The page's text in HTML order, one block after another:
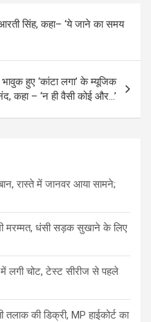
सिंह, कहा– ‘ये जाने का समय
हुए ‘कांटा लगा’ के म्यूजिक
कहा – ‘न ही वैसी कोई और…’
रास्ते में जानवर आया सामने;
धंसी सड़क सुखाने के लिए
लगी चोट, टेस्ट सीरीज से पहले
की डिक्री, MP हाईकोर्ट का